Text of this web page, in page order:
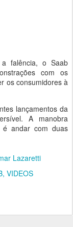
falência, o Saab
com os
os consumidores à
lançamentos da
A manobra
é andar com duas
Lazaretti
VIDEOS